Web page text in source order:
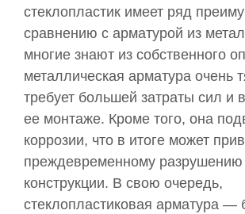
стеклопластик имеет ряд
сравнению с арматурой из
многие знают из собственного
металлическая арматура очень
требует большей затраты сил и
ее монтаже. Кроме того, она
коррозии, что в итоге может
преждевременному разрушению
конструкции. В свою очередь,
стеклопластиковая арматура —